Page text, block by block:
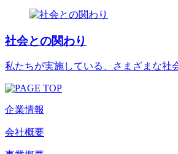
社会との関わり
私たちが実施している、さまざまな社
企業情報
会社概要